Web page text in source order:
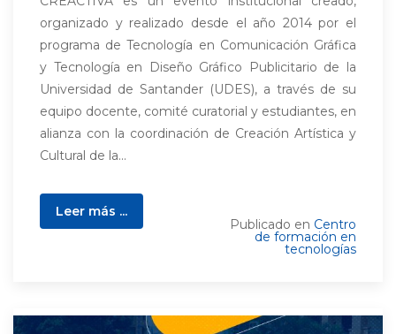
organizado y realizado desde el año 2014 por el
programa de Tecnología en Comunicación Gráfica
y Tecnología en Diseño Gráfico Publicitario de la
Universidad de Santander (UDES), a través de su
equipo docente, comité curatorial y estudiantes, en
alianza con la coordinación de Creación Artística y
Cultural de la...
Leer más ...
Publicado en Centro
de formación en
tecnologías